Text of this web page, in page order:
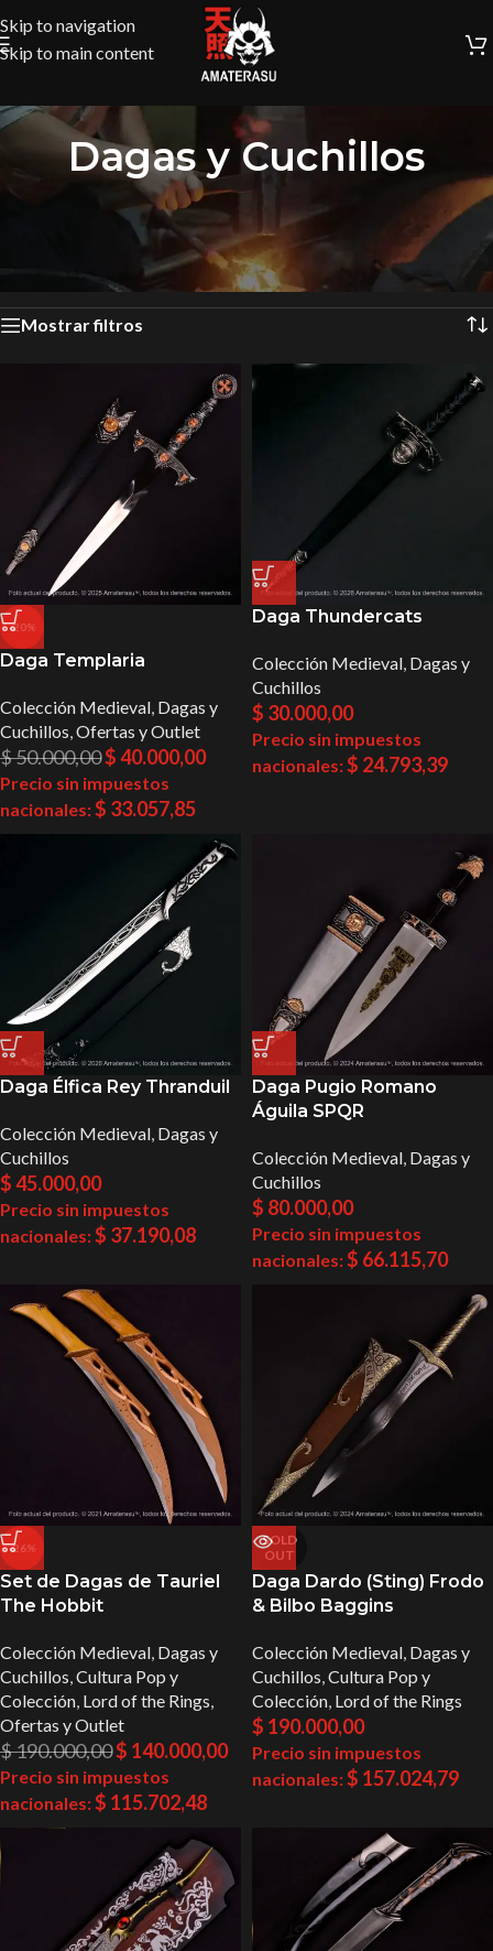
Skip to navigation
Skip to main content
Dagas y Cuchillos
Colección Medieval/ Dagas y Cuchillos
Página 2
Mostrando 13–20 de 20 resultados
Mostrar filtros
-20%
Daga Templaria
Colección Medieval, Dagas y
Cuchillos,Ofertas y Outlet
$50.000,00$40.000,00
Precio sin impuestos
nacionales:$ 33.057,85
Daga Thundercats
Colección Medieval, Dagas y
Cuchillos
$ 30.000,00
Precio sin impuestos
nacionales:$ 24.793,39
Daga Élfica Rey Thranduil
Colección Medieval, Dagas y
Cuchillos
$45.000,00
Precio sin impuestos
nacionales:$ 37.190,08
Daga Pugio Romano
Águila SPQR
Colección Medieval, Dagas y
Cuchillos
$ 80.000,00
Precio sin impuestos
nacionales:$ 66.115,70
-26%
Set de Dagas de Tauriel
The Hobbit
Colección Medieval, Dagas y
Cuchillos,Cultura Pop y
Colección, Lord of the Rings,
Ofertas y Outlet
$190.000,00$ 140.000,00
Precio sin impuestos
nacionales:$ 115.702,48
SOLD
OUT
Daga Dardo (Sting) Frodo
& Bilbo Baggins
Colección Medieval, Dagas y
Cuchillos,Cultura Pop y
Colección, Lord of the Rings
$ 190.000,00
Precio sin impuestos
nacionales:$ 157.024,79